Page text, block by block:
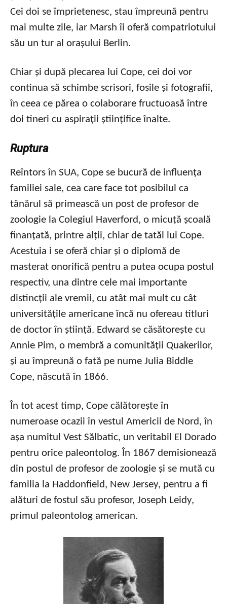
Cei doi se împrietenesc, stau împreună pentru
mai multe zile, iar Marsh îi oferă compatriotului
său un tur al orașului Berlin.
Chiar și după plecarea lui Cope, cei doi vor
continua să schimbe scrisori, fosile și fotografii,
în ceea ce părea o colaborare fructuoasă între
doi tineri cu aspirații științifice înalte.
Ruptura
Reîntors în SUA, Cope se bucură de influența
familiei sale, cea care face tot posibilul ca
tânărul să primească un post de profesor de
zoologie la Colegiul Haverford, o micuță școală
finanțată, printre alții, chiar de tatăl lui Cope.
Acestuia i se oferă chiar și o diplomă de
masterat onorifică pentru a putea ocupa postul
respectiv, una dintre cele mai importante
distincții ale vremii, cu atât mai mult cu cât
universitățile americane încă nu ofereau titluri
de doctor în știință. Edward se căsătorește cu
Annie Pim, o membră a comunității Quakerilor,
și au împreună o fată pe nume Julia Biddle
Cope, născută în 1866.
În tot acest timp, Cope călătorește în
numeroase ocazii în vestul Americii de Nord, în
așa numitul Vest Sălbatic, un veritabil El Dorado
pentru orice paleontolog. În 1867 demisionează
din postul de profesor de zoologie și se mută cu
familia la Haddonfield, New Jersey, pentru a fi
alături de fostul său profesor, Joseph Leidy,
primul paleontolog american.